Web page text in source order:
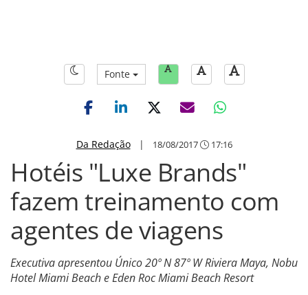
Fonte
Da Redação| 18/08/2017 17:16
Hotéis "Luxe Brands"
fazem treinamento com
agentes de viagens
Executiva apresentou Único 20º N 87º W Riviera Maya, Nobu
Hotel Miami Beach e Eden Roc Miami Beach Resort